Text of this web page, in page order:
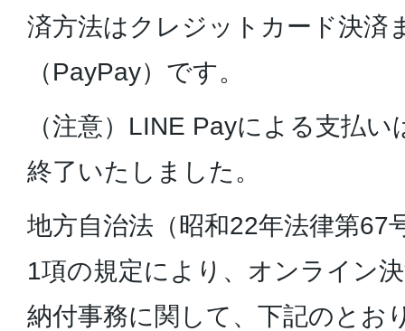
済方法はクレジットカード決済
（PayPay）です。
（注意）LINE Payによる支払
終了いたしました。
地方自治法（昭和22年法律第67
1項の規定により、オンライン
納付事務に関して、下記のとお